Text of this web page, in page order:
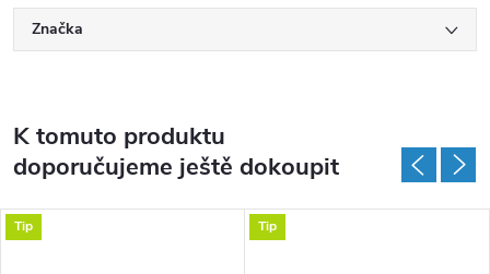
Značka
K tomuto produktu
doporučujeme ještě dokoupit
Tip Tip